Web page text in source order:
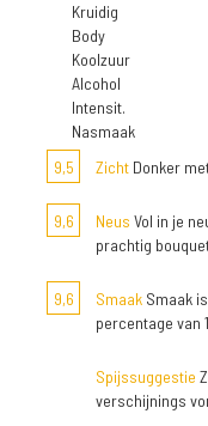
Kruidig
Body
Koolzuur
Alcohol
Intensit.
Nasmaak
9,5
Zicht Donker
9,6 Neus Vol in je
prachtig
9,6 Smaak Smaak
percentage van
Spijssuggestie
verschijnings